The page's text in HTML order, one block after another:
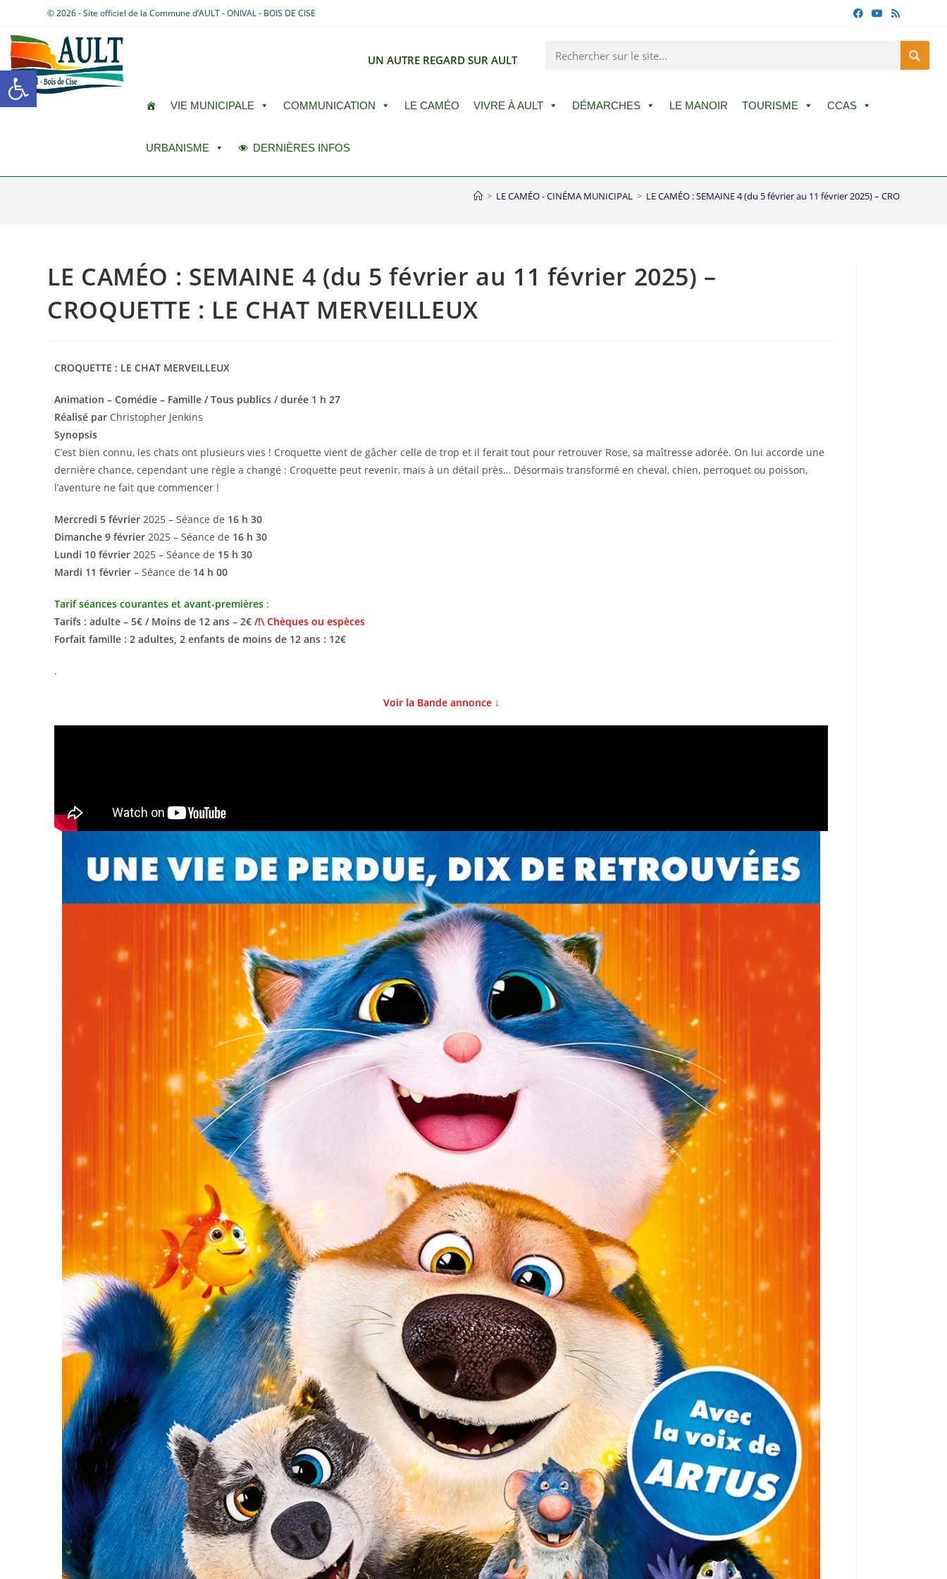
Ouvrir la barre d’outils
© 2026 - Site officiel de la Commune d’AULT - ONIVAL - BOIS DE CISE
UN AUTRE REGARD SUR AULT
VIE MUNICIPALE COMMUNICATION LE CAMÉO VIVRE À AULT DÉMARCHES LE MANOIR TOURISME CCAS
URBANISME DERNIÈRES INFOS
> LE CAMÉO - CINÉMA MUNICIPAL > LE CAMÉO : SEMAINE 4 (du 5 février au 11 février 2025) – CROQUETTE :
LE CAMÉO : SEMAINE 4 (du 5 février au 11 février 2025) –
CROQUETTE : LE CHAT MERVEILLEUX
CROQUETTE : LE CHAT MERVEILLEUX
Animation – Comédie – Famille / Tous publics / durée 1 h 27
Réalisé par Christopher Jenkins
Synopsis
C’est bien connu, les chats ont plusieurs vies ! Croquette vient de gâcher celle de trop et il ferait tout pour retrouver Rose, sa maîtresse adorée. On lui accorde une
dernière chance, cependant une règle a changé : Croquette peut revenir, mais à un détail près… Désormais transformé en cheval, chien, perroquet ou poisson,
l’aventure ne fait que commencer !
Mercredi 5 février 2025 – Séance de 16 h 30
Dimanche 9 février 2025 – Séance de 16 h 30
Lundi 10 février 2025 – Séance de 15 h 30
Mardi 11 février – Séance de 14 h 00
Tarif séances courantes et avant-premières :
Tarifs : adulte – 5€ / Moins de 12 ans – 2€/!\ Chèques ou espèces
Forfait famille : 2 adultes, 2 enfants de moins de 12 ans : 12€
.
Voir la Bande annonce ↓